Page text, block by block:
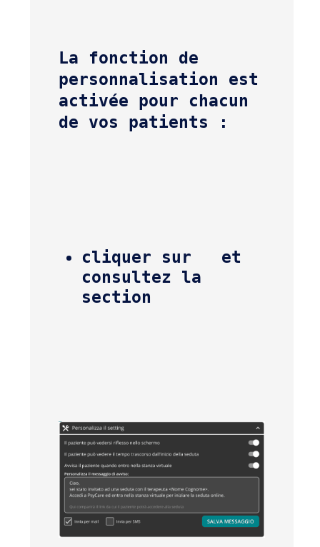
La fonction de
personnalisation est
activée pour chacun
de vos patients :
cliquer sur
et
consultez la
section